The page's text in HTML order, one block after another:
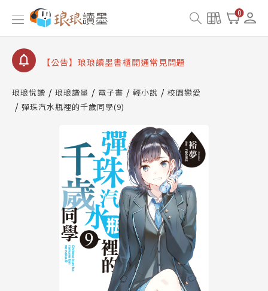
0
【公告】因 Readmoo 讀墨系統維護中，本站同步暫
停部分閱讀服務
【公告】琅琅讀墨數位閱讀資產合併與書櫃開通申請
【公告】琅琅讀墨書櫃開通常見問題
請圖文教學
【公告】琅琅書店服務升級重要說明及資產合併結果
查詢
【公告】因 Readmoo 讀墨系統維護中，本站同步暫
停部分閱讀服務
琅琅悅讀 琅琅讀墨 電子書 輕小說
校園戀愛
彈珠汽水瓶裡的千歲同學(9)